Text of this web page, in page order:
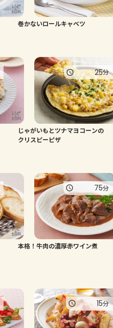
巻かないロールキャベツ
じゃがいもとツナマヨコーンの
クリスピーピザ
25分
本格！牛肉の濃厚赤ワイン煮
75分
15分